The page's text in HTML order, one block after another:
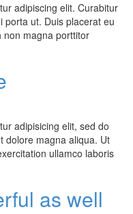
adipiscing elit. Curabitur
porta ut. Duis placerat eu
non magna porttitor
adipisicing elit, sed do
dolore magna aliqua. Ut
ullamco laboris
as well